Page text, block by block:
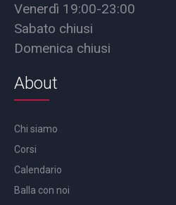
Venerdì 19:00-23:00
Sabato chiusi
Domenica chiusi
About
Chi siamo
Corsi
Calendario
Balla con noi